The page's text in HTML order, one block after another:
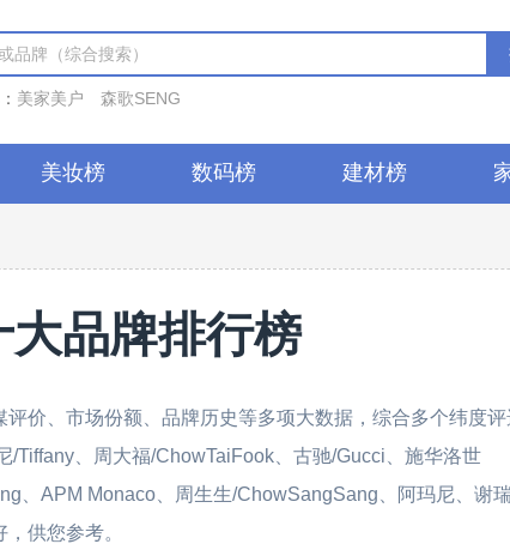
美家美户 森歌SENG
美妆榜 数码榜 建材榜
大品牌排行榜
价、市场份额、品牌历史等多项大数据，综合多个纬度评
Tiffany、周大福/ChowTaiFook、古驰/Gucci、施华洛世
、APM Monaco、周生生/ChowSangSang、阿玛尼、谢
供您参考。